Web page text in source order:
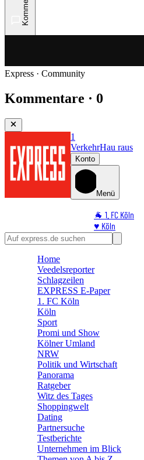
Express · Community
Kommentare · 0
1
VerkehrHau raus
Konto
Menü
🐐 1. FC Köln
♥️ Köln
⭐ Promi
🛒 Shoppingwelt
Home
Veedelsreporter
Schlagzeilen
EXPRESS E-Paper
1. FC Köln
Köln
Sport
Promi und Show
Kölner Umland
NRW
Politik und Wirtschaft
Panorama
Ratgeber
Witz des Tages
Shoppingwelt
Dating
Partnersuche
Testberichte
Unternehmen im Blick